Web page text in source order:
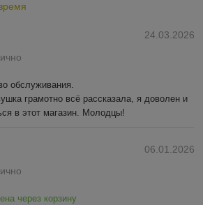
24.03.2026
обслуживания.
грамотно всё рассказала, я доволен и
в этот магазин. Молодцы!
06.01.2026
через корзину